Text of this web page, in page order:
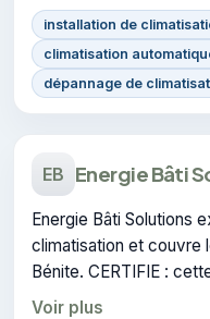
installation de
climatisation
dépannage de
EB Energie Bâti
Energie Bâti Solutions
climatisation et couvre
Bénite. CERTIFIE :
faire de l'entreprise.
Voir plus